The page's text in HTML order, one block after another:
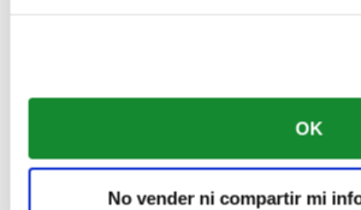
OK
No vender ni compartir mi
AL-GHAZALI
Riyadh
Arabia Saudí